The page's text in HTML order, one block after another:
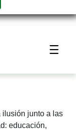
-
ilusión junto a las
educación,